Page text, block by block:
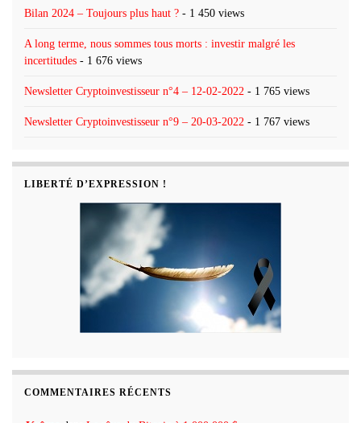
Bilan 2024 – Toujours plus haut ? - 1 450 views
A long terme, nous sommes tous morts : investir malgré les
incertitudes - 1 676 views
Newsletter Cryptoinvestisseur n°4 – 12-02-2022 - 1 765 views
Newsletter Cryptoinvestisseur n°9 – 20-03-2022 - 1 767 views
LIBERTÉ D’EXPRESSION !
COMMENTAIRES RÉCENTS